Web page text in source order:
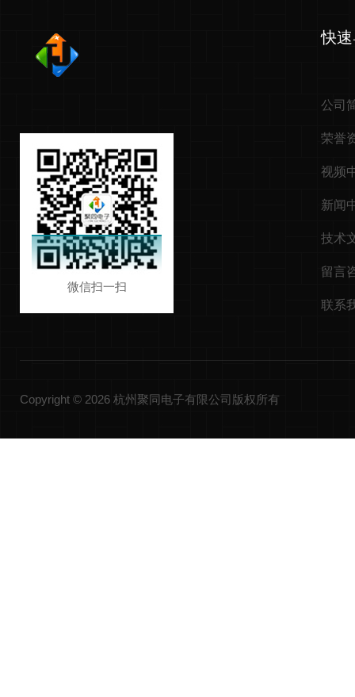
微信扫一扫
快
公司
荣誉
视频
新闻
技术
留言
联系
Copyright © 2026 杭州聚同电子有限公司版权所有